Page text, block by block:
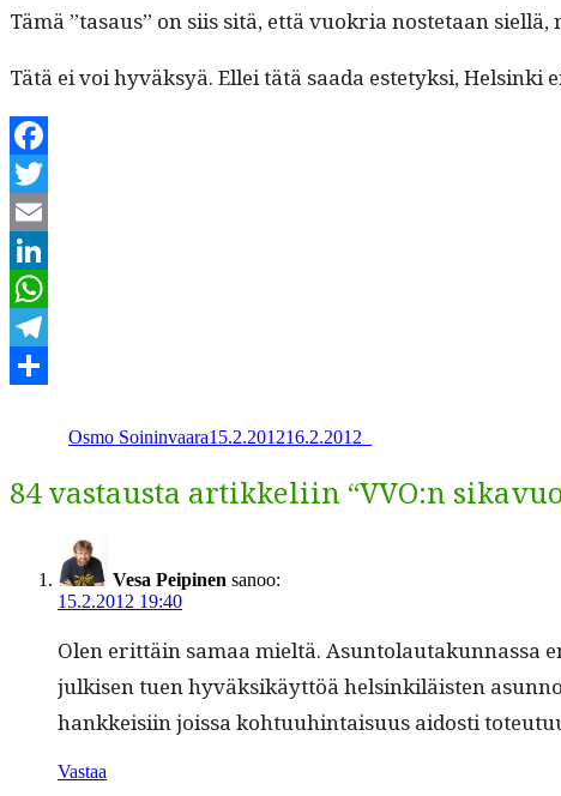
Tämä ”tasaus” on siis sitä, että vuokria nos­te­taan
Tätä ei voi hyväksyä. Ellei tätä saa­da este­tyk­si,
Facebook
Twitter
Email
LinkedIn
WhatsApp
Telegram
Osmo Soininvaara15.2.201216.2.2012
84 vastausta artikkeliin “VVO:n
Vesa Peipinen sanoo:
15.2.2012 19:40
Olen erit­täin samaa mieltä.
julkisen tuen hyväk­sikäyt­töä helsinkiläis­ten
han­kkeisi­in jois­sa kohtu­uhin­taisu­us aidosti
Vastaa